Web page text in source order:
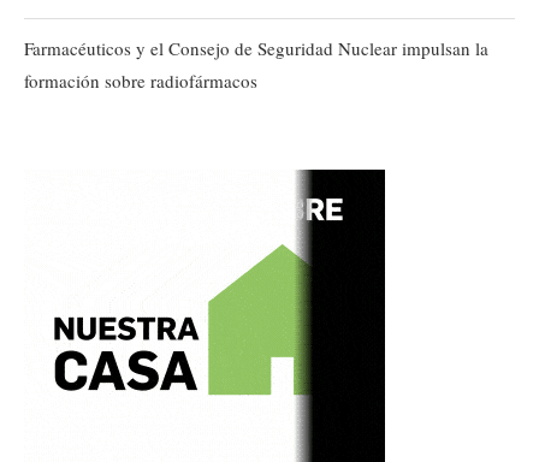
Farmacéuticos y el Consejo de Seguridad Nuclear impulsan la
formación sobre radiofármacos